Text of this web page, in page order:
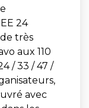
24
très
aux 110
/ 33 / 47 /
avec